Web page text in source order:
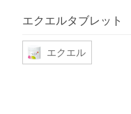
エクエルタブレット
エクエル